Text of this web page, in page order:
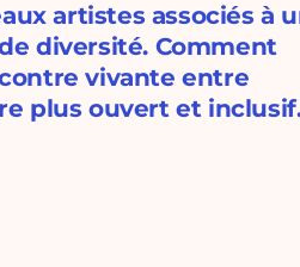
artistes associés à
diversité. Comment
vivante entre
plus ouvert et